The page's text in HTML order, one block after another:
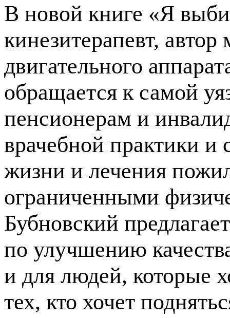
В новой книге «Я
кинезитерапевт,
двигательного
обращается к самой
пенсионерам и
врачебной практики и
жизни и лечения
ограниченными
Бубновский
по улучшению
и для людей, которые
тех, кто хочет